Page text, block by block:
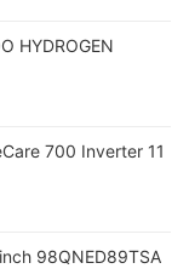
HYDROGEN
700 Inverter 11
98QNED89TSA